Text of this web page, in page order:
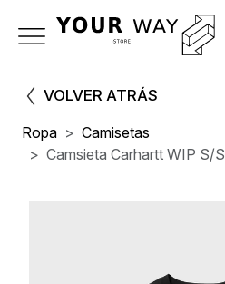
VOLVER ATRÁS
Ropa
Camisetas
Camsieta Carhartt WIP S/